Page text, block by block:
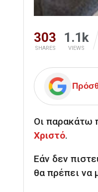
303
SHARES
1.1k
VIEWS
Οι παρακάτω
Χριστό.
Εάν δεν
θα πρέπει να